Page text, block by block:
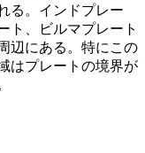
る。インドプレー
ト、ビルマプレート
辺にある。特にこの
はプレートの境界が